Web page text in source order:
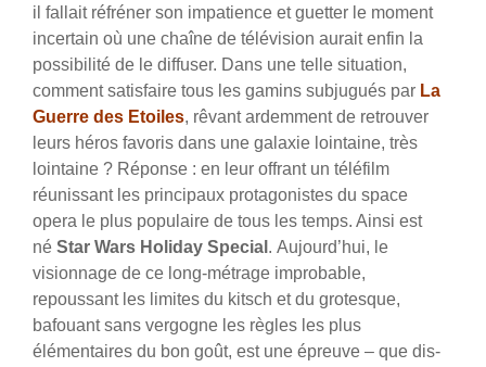
il fallait réfréner son impatience et guetter le moment
incertain où une chaîne de télévision aurait enfin la
possibilité de le diffuser. Dans une telle situation,
comment satisfaire tous les gamins subjugués par La
Guerre des Etoiles, rêvant ardemment de retrouver
leurs héros favoris dans une galaxie lointaine, très
lointaine ? Réponse : en leur offrant un téléfilm
réunissant les principaux protagonistes du space
opera le plus populaire de tous les temps. Ainsi est
né Star Wars Holiday Special . Aujourd’hui, le
visionnage de ce long-métrage improbable,
repoussant les limites du kitsch et du grotesque,
bafouant sans vergogne les règles les plus
élémentaires du bon goût, est une épreuve – que dis-